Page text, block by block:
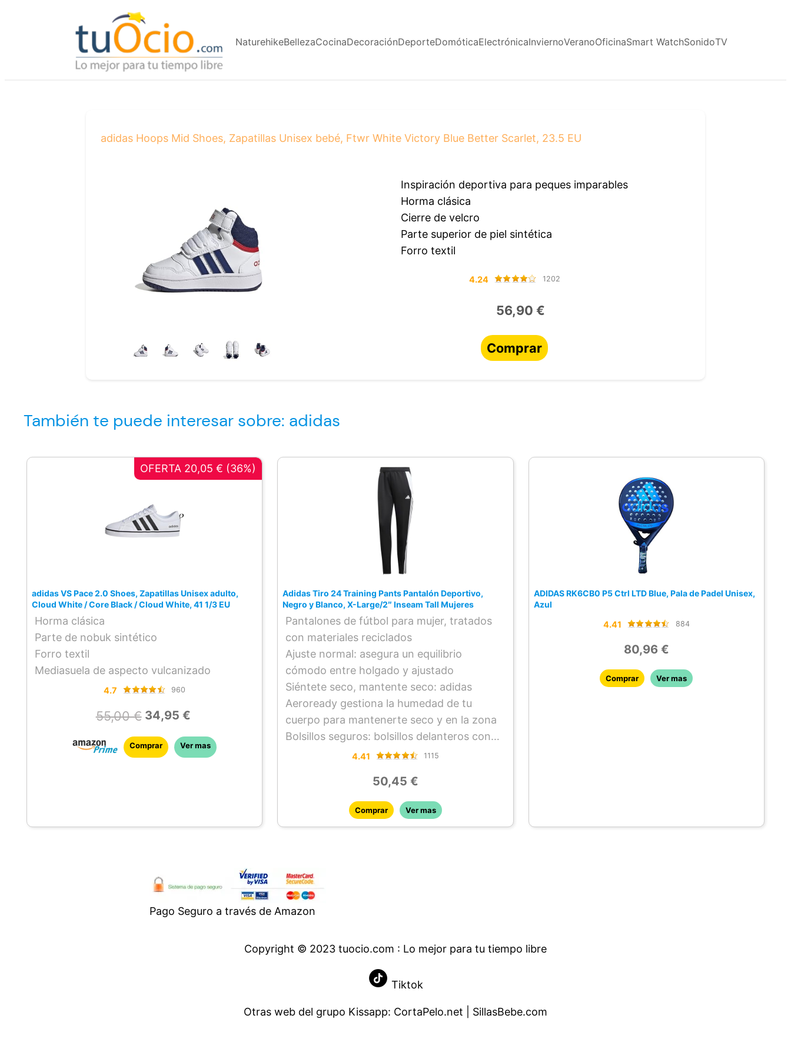
NaturehikeBellezaCocinaDecoraciónDeporteDomóticaElectrónicaInviernoVeranoOficinaSmart WatchSonidoTV
adidas Hoops Mid Shoes, Zapatillas Unisex bebé, Ftwr White Victory Blue Better Scarlet, 23.5 EU
Inspiración deportiva para peques imparables
Horma clásica
Cierre de velcro
Parte superior de piel sintética
Forro textil
4.24 1202
56,90 €
Comprar
También te puede interesar sobre: adidas
OFERTA 20,05 € (36%)
adidas VS Pace 2.0 Shoes, Zapatillas Unisex adulto,
Cloud White / Core Black / Cloud White, 41 1/3 EU
Horma clásica
Parte de nobuk sintético
Forro textil
Mediasuela de aspecto vulcanizado
4.7 960
55,00 € 34,95 €
Comprar Ver mas
Adidas Tiro 24 Training Pants Pantalón Deportivo,
Negro y Blanco, X-Large/2″ Inseam Tall Mujeres
Pantalones de fútbol para mujer, tratados
con materiales reciclados
Ajuste normal: asegura un equilibrio
cómodo entre holgado y ajustado
Siéntete seco, mantente seco: adidas
Aeroready gestiona la humedad de tu
cuerpo para mantenerte seco y en la zona
Bolsillos seguros: bolsillos delanteros con
cremallera para objetos pequeños
RECICLADOS – Este producto está hecho
de materiales 100% reciclados. Al reutilizar
materiales ya creados, ayudamos a reducir
4.41 1115
50,45 €
Comprar Ver mas
ADIDAS RK6CB0 P5 Ctrl LTD Blue, Pala de Padel Unisex,
Azul
4.41
884
80,96 €
Comprar Ver mas
Pago Seguro a través de Amazon
Copyright © 2023 tuocio.com : Lo mejor para tu tiempo libre
Tiktok
Otras web del grupo Kissapp: CortaPelo.net SillasBebe.com